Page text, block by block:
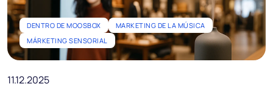
DENTRO DE MOOSBOX
MARKETING DE LA MÚSICA
MÁRKETING SENSORIAL
11.12.2025